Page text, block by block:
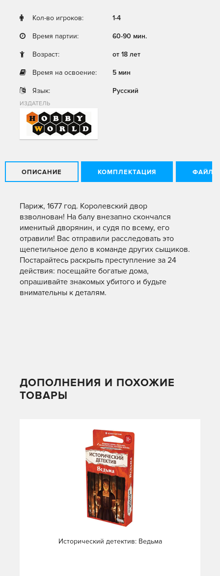
Кол-во игроков: 1-4
Время партии: 60-90 мин.
Возраст: от 18 лет
Время на освоение: 5 мин
Язык: Русский
ИЗДАТЕЛЬ
ОПИСАНИЕ КОМПЛЕКТАЦИЯ ФАЙЛЫ
Париж, 1677 год. Королевский двор
взволнован! На балу внезапно скончался
именитый дворянин, и судя по всему, его
отравили! Вас отправили расследовать это
щепетильное дело в команде других сыщиков.
Постарайтесь раскрыть преступление за 24
действия: посещайте богатые дома,
опрашивайте знакомых убитого и будьте
внимательны к деталям.
ДОПОЛНЕНИЯ И ПОХОЖИЕ
ТОВАРЫ
Исторический детектив: Ведьма